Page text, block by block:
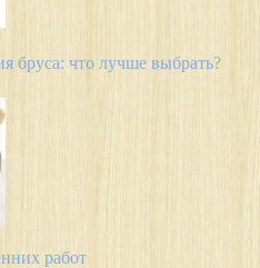
бруса: что лучше выбрать?
работ